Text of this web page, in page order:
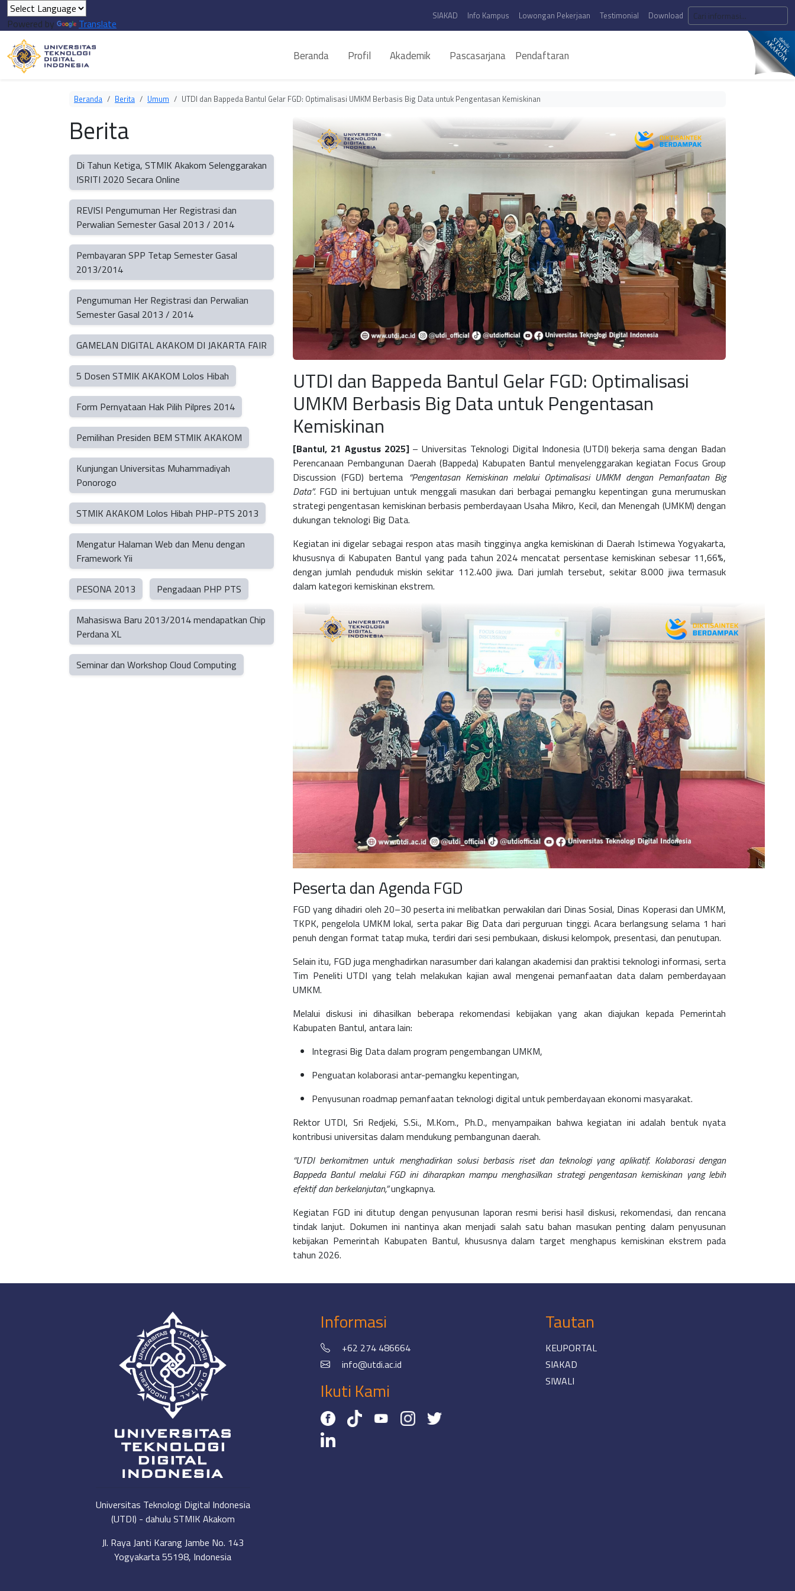
Powered by Translate
SIAKAD Info Kampus Lowongan Pekerjaan Testimonial Download
Beranda Profil Akademik Pascasarjana Pendaftaran
Beranda Berita Umum UTDI dan Bappeda Bantul Gelar FGD: Optimalisasi UMKM Berbasis Big Data untuk Pengentasan Kemiskinan
Berita
Di Tahun Ketiga, STMIK Akakom Selenggarakan
ISRITI 2020 Secara Online
REVISI Pengumuman Her Registrasi dan
Perwalian Semester Gasal 2013 / 2014
Pembayaran SPP Tetap Semester Gasal
2013/2014
Pengumuman Her Registrasi dan Perwalian
Semester Gasal 2013 / 2014
GAMELAN DIGITAL AKAKOM DI JAKARTA FAIR
5 Dosen STMIK AKAKOM Lolos Hibah
Form Pernyataan Hak Pilih Pilpres 2014
Pemilihan Presiden BEM STMIK AKAKOM
Kunjungan Universitas Muhammadiyah
Ponorogo
STMIK AKAKOM Lolos Hibah PHP-PTS 2013
Mengatur Halaman Web dan Menu dengan
Framework Yii
PESONA 2013 Pengadaan PHP PTS
Mahasiswa Baru 2013/2014 mendapatkan Chip
Perdana XL
Seminar dan Workshop Cloud Computing
UTDI dan Bappeda Bantul Gelar FGD: Optimalisasi
UMKM Berbasis Big Data untuk Pengentasan
Kemiskinan
[Bantul, 21 Agustus 2025]– Universitas Teknologi Digital Indonesia (UTDI) bekerja sama dengan Badan
Perencanaan Pembangunan Daerah (Bappeda) Kabupaten Bantul menyelenggarakan kegiatan Focus Group
Discussion (FGD) bertema “Pengentasan Kemiskinan melalui Optimalisasi UMKM dengan Pemanfaatan Big
Data”. FGD ini bertujuan untuk menggali masukan dari berbagai pemangku kepentingan guna merumuskan
strategi pengentasan kemiskinan berbasispemberdayaan Usaha Mikro, Kecil, dan Menengah (UMKM) dengan
dukungan teknologi Big Data.
Kegiatan ini digelar sebagai respon atas masih tingginya angka kemiskinan di Daerah Istimewa Yogyakarta,
khususnya di Kabupaten Bantul yang pada tahun 2024 mencatat persentase kemiskinan sebesar 11,66%,
dengan jumlah penduduk miskin sekitar 112.400 jiwa. Dari jumlah tersebut, sekitar 8.000 jiwa termasuk
dalam kategori kemiskinan ekstrem.
Peserta dan Agenda FGD
FGD yang dihadiri oleh 20–30 pesertaini melibatkan perwakilan dari Dinas Sosial, Dinas Koperasi dan UMKM,
TKPK, pengelola UMKM lokal, serta pakar Big Data dari perguruan tinggi. Acara berlangsung selama 1 hari
penuh dengan format tatap muka, terdiri dari sesi pembukaan, diskusi kelompok, presentasi, dan penutupan.
Selain itu, FGD juga menghadirkan narasumber dari kalangan akademisi dan praktisi teknologi informasi, serta
Tim Peneliti UTDI yang telah melakukan kajian awal mengenai pemanfaatan data dalam pemberdayaan
UMKM.
Melalui diskusi ini dihasilkan beberapa rekomendasi kebijakan yang akan diajukan kepada Pemerintah
Kabupaten Bantul, antara lain:
Integrasi Big Data dalam program pengembangan UMKM,
Penguatan kolaborasi antar-pemangku kepentingan,
Penyusunan roadmap pemanfaatan teknologi digital untuk pemberdayaan ekonomi masyarakat.
Rektor UTDI, Sri Redjeki, S.Si., M.Kom., Ph.D., menyampaikan bahwa kegiatan ini adalah bentuk nyata
kontribusi universitas dalam mendukung pembangunan daerah.
“UTDI berkomitmen untuk menghadirkan solusi berbasis riset dan teknologi yang aplikatif. Kolaborasi dengan
Bappeda Bantul melalui FGD ini diharapkan mampu menghasilkan strategi pengentasan kemiskinan yang lebih
efektif dan berkelanjutan,”ungkapnya.
Kegiatan FGD ini ditutup dengan penyusunan laporan resmi berisi hasil diskusi, rekomendasi, dan rencana
tindak lanjut. Dokumen ini nantinya akan menjadi salah satu bahan masukan penting dalam penyusunan
kebijakan Pemerintah Kabupaten Bantul, khususnya dalam target menghapus kemiskinan ekstrem pada
tahun 2026.
Universitas Teknologi Digital Indonesia
(UTDI) - dahulu STMIK Akakom
Jl. Raya Janti Karang Jambe No. 143
Yogyakarta 55198, Indonesia
Informasi
+62 274 486664
info@utdi.ac.id
Ikuti Kami
Tautan
KEUPORTAL
SIAKAD
SIWALI